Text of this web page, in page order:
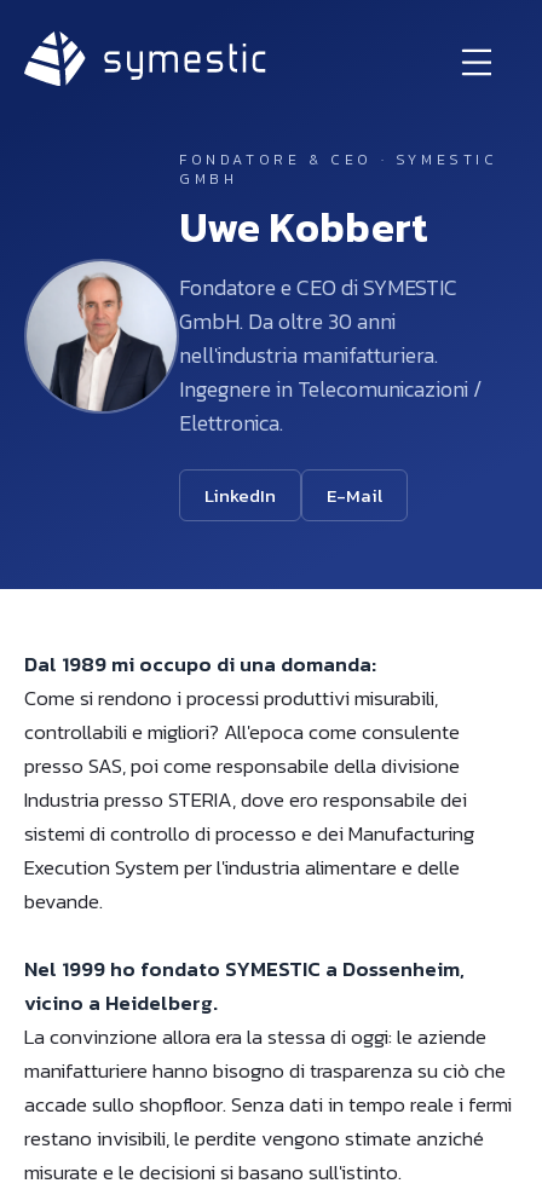
FONDATORE & CEO · SYMESTIC
GMBH
Uwe Kobbert
Fondatore e CEO di SYMESTIC
GmbH. Da oltre 30 anni
nell'industria manifatturiera.
Ingegnere in Telecomunicazioni /
Elettronica.
LinkedIn E-Mail
Dal 1989 mi occupo di una domanda:
Come si rendono i processi produttivi misurabili,
controllabili e migliori? All'epoca come consulente
presso SAS, poi come responsabile della divisione
Industria presso STERIA, dove ero responsabile dei
sistemi di controllo di processo e dei Manufacturing
Execution System per l'industria alimentare e delle
bevande.
Nel 1999 ho fondato SYMESTIC a Dossenheim,
vicino a Heidelberg.
La convinzione allora era la stessa di oggi: le aziende
manifatturiere hanno bisogno di trasparenza su ciò che
accade sullo shopfloor. Senza dati in tempo reale i fermi
restano invisibili, le perdite vengono stimate anziché
misurate e le decisioni si basano sull'istinto.